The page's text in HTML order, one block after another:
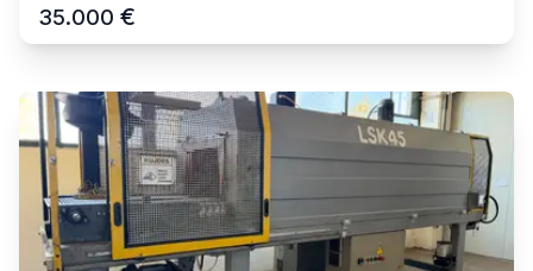
35.000 €